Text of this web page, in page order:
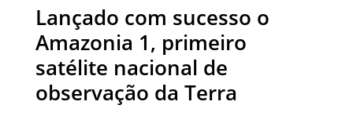
Lançado com sucesso o
Amazonia 1, primeiro
satélite nacional de
observação da Terra